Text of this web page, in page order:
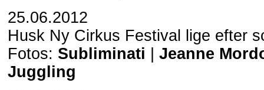
25.06.2012
Husk Ny Cirkus Festival lige efter
Fotos: Subliminati
Jeanne
Juggling